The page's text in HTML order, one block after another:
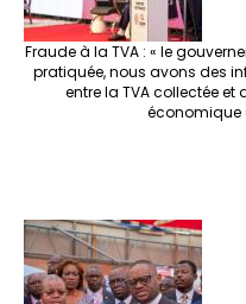
Fraude à la TVA : « le
pratiquée, nous avons des
entre la TVA collectée
économique